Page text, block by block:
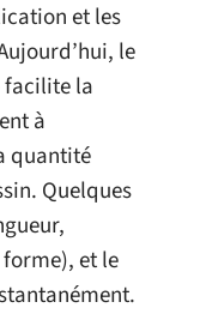
et les
le
facilite la
à
quantité
Quelques
et le